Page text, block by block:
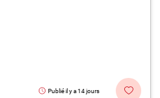
Publié il y a 14 jours